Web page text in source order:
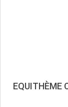
EQUITHÈME